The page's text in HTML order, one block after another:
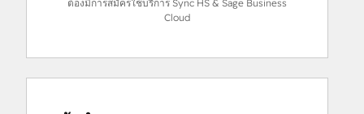
ต้องมีการสมัครใช้บริการ Sync HS & Sage Business
Cloud